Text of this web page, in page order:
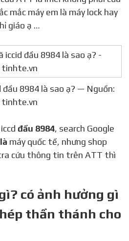
mắc máy em là máy lock hay
giáo ạ …
đầu 8984 là sao ạ? — Nguồn:
tinhte.vn
đầu 8984, search Google
máy quốc tế, nhưng shop
cứu thông tin trên ATT thì
có ảnh hưởng gì
thần thánh cho